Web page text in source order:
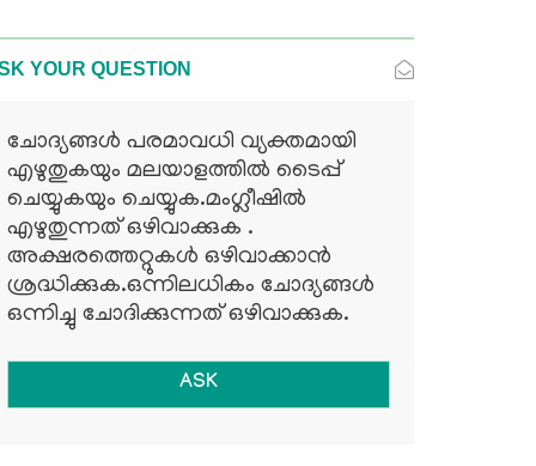
YOUR QUESTION
ചോദ്യങ്ങള്‍ പരമാവധി വ്യക്തമായി
എഴുതുകയും മലയാളത്തില്‍ ടൈപ്പ്
ചെയ്യുകയും ചെയ്യുക.മംഗ്ലീഷില്‍
എഴുതുന്നത് ഒഴിവാക്കുക .
അക്ഷരത്തെറ്റുകള്‍ ഒഴിവാക്കാന്‍
ശ്രദ്ധിക്കുക.ഒന്നിലധികം ചോദ്യങ്ങള്‍
ഒന്നിച്ചു ചോദിക്കുന്നത് ഒഴിവാക്കുക.
ASK